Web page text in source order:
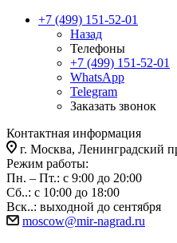
+7 (499) 151-52-01
Назад
Телефоны
+7 (499) 151-52-01
WhatsApp
Telegram
Заказать звонок
Контактная информация
г. Москва, Ленинградский
Режим работы:
Пн. – Пт.: с 9:00 до 20:00
Сб..: с 10:00 до 18:00
Вск..: выходной до сентября
moscow@mir-nagrad.ru